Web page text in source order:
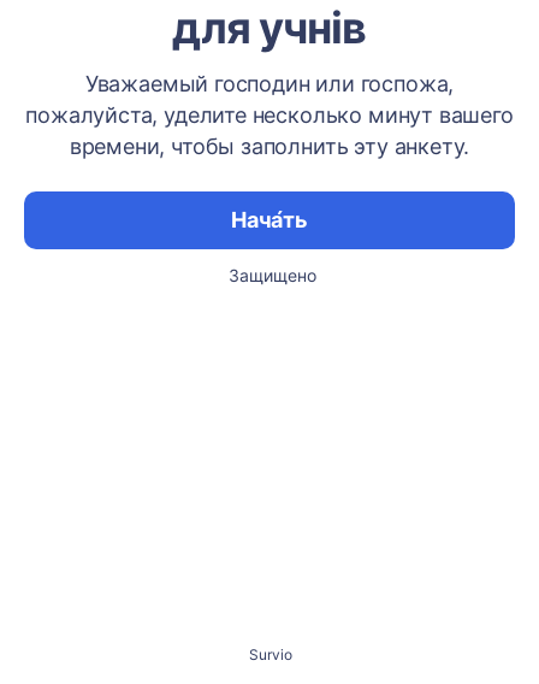
для учнів
Уважаемый господин или госпожа,
пожалуйста, уделите несколько минут вашего
времени, чтобы заполнить эту анкету.
Нача́ть
Защищено
Survio